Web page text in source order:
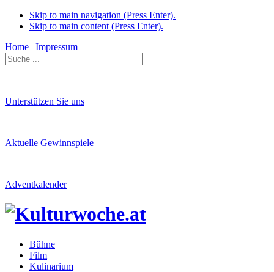
Skip to main navigation (Press Enter).
Skip to main content (Press Enter).
Home | Impressum
Unterstützen Sie uns
Aktuelle Gewinnspiele
Adventkalender
Bühne
Film
Kulinarium